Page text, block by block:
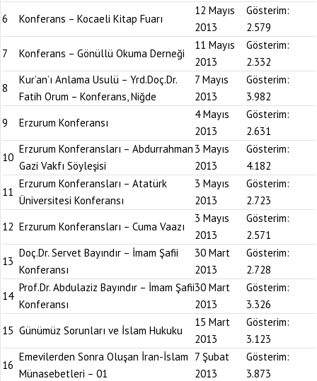
6
Konferans – Kocaeli Kitap Fuarı
12 Mayıs
2013
Gösterim:
2.579
7
Konferans – Gönüllü Okuma Derneği
11 Mayıs
2013
Gösterim:
2.332
8
Kur’an’ı Anlama Usulü – Yrd.Doç.Dr.
Fatih Orum – Konferans, Niğde
7 Mayıs
2013
Gösterim:
3.982
9
Erzurum Konferansı
4 Mayıs
2013
Gösterim:
2.631
10
Erzurum Konferansları – Abdurrahman
Gazi Vakfı Söyleşisi
3 Mayıs
2013
Gösterim:
4.182
11
Erzurum Konferansları – Atatürk
Üniversitesi Konferansı
3 Mayıs
2013
Gösterim:
2.723
12 Erzurum Konferansları – Cuma Vaazı
3 Mayıs
2013
Gösterim:
2.571
13
Doç.Dr. Servet Bayındır – İmam Şafii
Konferansı
30 Mart
2013
Gösterim:
2.728
14
Prof.Dr. Abdulaziz Bayındır – İmam Şafii
Konferansı
30 Mart
2013
Gösterim:
3.326
15 Günümüz Sorunları ve İslam Hukuku
15 Mart
2013
Gösterim:
3.123
16
Emevilerden Sonra Oluşan İran-İslam
Münasebetleri – 01
7 Şubat
2013
Gösterim:
3.873